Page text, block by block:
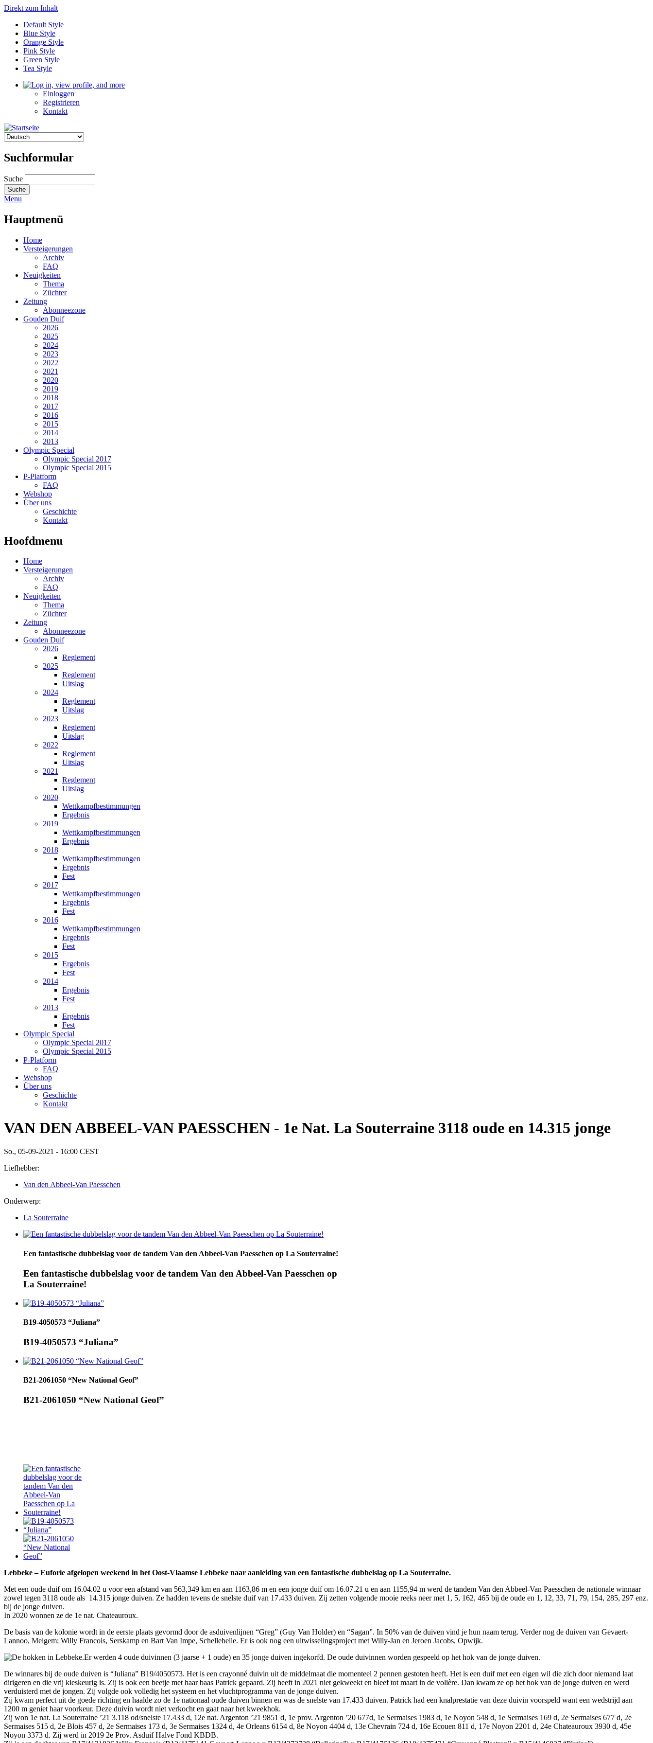
Direkt zum Inhalt
Default Style
Blue Style
Orange Style
Pink Style
Green Style
Tea Style
Einloggen
Registrieren
Kontakt
Suchformular
Suche
Menu
Hauptmenü
Home
Versteigerungen
Archiv
FAQ
Neuigkeiten
Thema
Züchter
Zeitung
Abonneezone
Gouden Duif
2026
2025
2024
2023
2022
2021
2020
2019
2018
2017
2016
2015
2014
2013
Olympic Special
Olympic Special 2017
Olympic Special 2015
P-Platform
FAQ
Webshop
Über uns
Geschichte
Kontakt
Hoofdmenu
Home
Versteigerungen
Archiv
FAQ
Neuigkeiten
Thema
Züchter
Zeitung
Abonneezone
Gouden Duif
2026
Reglement
2025
Reglement
Uitslag
2024
Reglement
Uitslag
2023
Reglement
Uitslag
2022
Reglement
Uitslag
2021
Reglement
Uitslag
2020
Wettkampfbestimmungen
Ergebnis
2019
Wettkampfbestimmungen
Ergebnis
2018
Wettkampfbestimmungen
Ergebnis
Fest
2017
Wettkampfbestimmungen
Ergebnis
Fest
2016
Wettkampfbestimmungen
Ergebnis
Fest
2015
Ergebnis
Fest
2014
Ergebnis
Fest
2013
Ergebnis
Fest
Olympic Special
Olympic Special 2017
Olympic Special 2015
P-Platform
FAQ
Webshop
Über uns
Geschichte
Kontakt
VAN DEN ABBEEL-VAN PAESSCHEN - 1e Nat. La Souterraine 3118 oude en 14.315 jonge
So., 05-09-2021 - 16:00 CEST
Liefhebber:
Van den Abbeel-Van Paesschen
Onderwerp:
La Souterraine
Een fantastische dubbelslag voor de tandem Van den Abbeel-Van Paesschen op La Souterraine!
Een fantastische dubbelslag voor de tandem Van den Abbeel-Van Paesschen op
La Souterraine!
B19-4050573 “Juliana”
B19-4050573 “Juliana”
B21-2061050 “New National Geof”
B21-2061050 “New National Geof”
Lebbeke – Euforie afgelopen weekend in het Oost-Vlaamse Lebbeke naar aanleiding van een fantastische dubbelslag op La Souterraine.
Met een oude duif om 16.04.02 u voor een afstand van 563,349 km en aan 1163,86 m en een jonge duif om 16.07.21 u en aan 1155,94 m werd de tandem Van den Abbeel-Van Paesschen de nationale winnaar
zowel tegen 3118 oude als 14.315 jonge duiven. Ze hadden tevens de snelste duif van 17.433 duiven. Zij zetten volgende mooie reeks neer met 1, 5, 162, 465 bij de oude en 1, 12, 33, 71, 79, 154, 285, 297 enz.
bij de jonge duiven.
In 2020 wonnen ze de 1e nat. Chateauroux.
De basis van de kolonie wordt in de eerste plaats gevormd door de asduivenlijnen “Greg” (Guy Van Holder) en “Sagan”. In 50% van de duiven vind je hun naam terug. Verder nog de duiven van Gevaert-
Lannoo, Meigem; Willy Francois, Serskamp en Bart Van Impe, Schellebelle. Er is ook nog een uitwisselingsproject met Willy-Jan en Jeroen Jacobs, Opwijk.
Er werden 4 oude duivinnen (3 jaarse + 1 oude) en 35 jonge duiven ingekorfd. De oude duivinnen worden gespeeld op het hok van de jonge duiven.
De winnares bij de oude duiven is “Juliana” B19/4050573. Het is een crayonné duivin uit de middelmaat die momenteel 2 pennen gestoten heeft. Het is een duif met een eigen wil die zich door niemand laat
dirigeren en die vrij kieskeurig is. Zij is ook een beetje met haar baas Patrick gepaard. Zij heeft in 2021 niet gekweekt en bleef tot maart in de volière. Dan kwam ze op het hok van de jonge duiven en werd
verduisterd met de jongen. Zij volgde ook volledig het systeem en het vluchtprogramma van de jonge duiven.
Zij kwam perfect uit de goede richting en haalde zo de 1e nationaal oude duiven binnen en was de snelste van 17.433 duiven. Patrick had een knalprestatie van deze duivin voorspeld want een wedstrijd aan
1200 m geniet haar voorkeur. Deze duivin wordt niet verkocht en gaat naar het kweekhok.
Zij won 1e nat. La Souterraine ’21 3.118 od/snelste 17.433 d, 12e nat. Argenton ’21 9851 d, 1e prov. Argenton ’20 677d, 1e Sermaises 1983 d, 1e Noyon 548 d, 1e Sermaises 169 d, 2e Sermaises 677 d, 2e
Sermaises 515 d, 2e Blois 457 d, 2e Sermaises 173 d, 3e Sermaises 1324 d, 4e Orleans 6154 d, 8e Noyon 4404 d, 13e Chevrain 724 d, 16e Ecouen 811 d, 17e Noyon 2201 d, 24e Chateauroux 3930 d, 45e
Noyon 3373 d. Zij werd in 2019 2e Prov. Asduif Halve Fond KBDB.